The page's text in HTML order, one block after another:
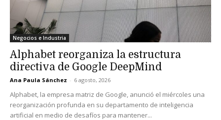
Negocios e Industria
Alphabet reorganiza la estructura
directiva de Google DeepMind
Ana Paula Sánchez - 6 agosto, 2026
Alphabet, la empresa matriz de Google, anunció el miércoles una
reorganización profunda en su departamento de inteligencia
artificial en medio de desafíos para mantener...